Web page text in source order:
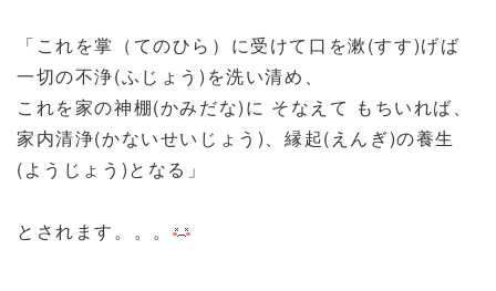
「これを掌（てのひら）に受けて口を漱(すす)げば
一切の不浄(ふじょう)を洗い清め、
これを家の神棚(かみだな)に そなえて もちいれば、
家内清浄(かないせいじょう)、縁起(えんぎ)の養生
(ようじょう)となる」
とされます。。。